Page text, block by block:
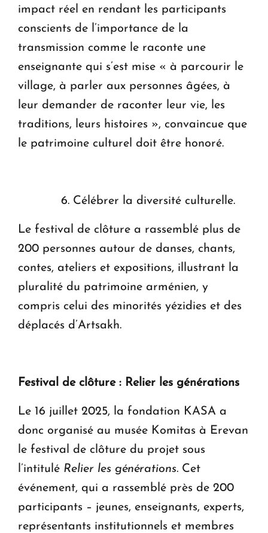
impact réel en rendant les participants
conscients de l’importance de la
transmission comme le raconte une
enseignante qui s’est mise « à parcourir le
village, à parler aux personnes âgées, à
leur demander de raconter leur vie, les
traditions, leurs histoires », convaincue que
le patrimoine culturel doit être honoré.
6. Célébrer la diversité culturelle.
Le festival de clôture a rassemblé plus de
200 personnes autour de danses, chants,
contes, ateliers et expositions, illustrant la
pluralité du patrimoine arménien, y
compris celui des minorités yézidies et des
déplacés d’Artsakh.
Festival de clôture : Relier les générations
Le 16 juillet 2025, la fondation KASA a
donc organisé au musée Komitas à Erevan
le festival de clôture du projet sous
l’intitulé Relier les générations. Cet
événement, qui a rassemblé près de 200
participants – jeunes, enseignants, experts,
représentants institutionnels et membres